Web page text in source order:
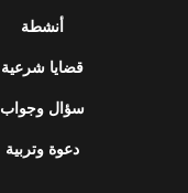
أنشطة
قضايا شرعية
سؤال وجواب
دعوة وتربية